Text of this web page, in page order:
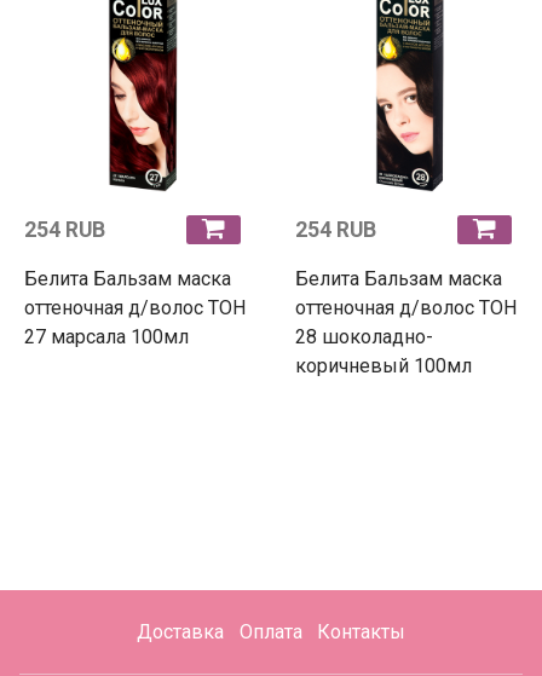
254 RUB
Белита Бальзам маска
оттеночная д/волос ТОН
27 марсала 100мл
254 RUB
Белита Бальзам маска
оттеночная д/волос ТОН
28 шоколадно-
коричневый 100мл
Доставка Оплата Контакты